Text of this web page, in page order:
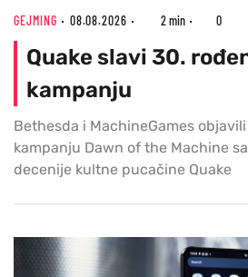
GEJMING 08.08.2026 2 min 0
Quake slavi 30.
kampanju
Bethesda i MachineGames
kampanju Dawn of the Machine
decenije kultne pucačine Quake